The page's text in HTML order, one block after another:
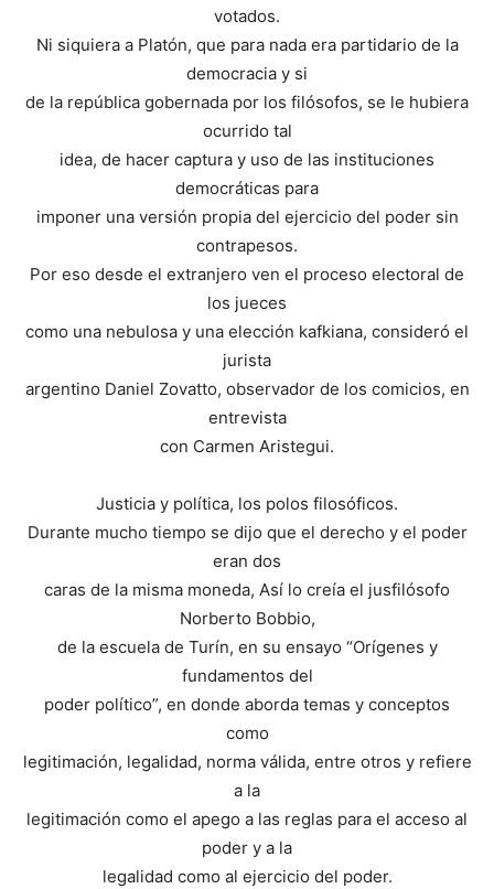
votados.
Ni siquiera a Platón, que para nada era partidario de la
democracia y si
de la república gobernada por los filósofos, se le hubiera
ocurrido tal
idea, de hacer captura y uso de las instituciones
democráticas para
imponer una versión propia del ejercicio del poder sin
contrapesos.
Por eso desde el extranjero ven el proceso electoral de
los jueces
como una nebulosa y una elección kafkiana, consideró el
jurista
argentino Daniel Zovatto, observador de los comicios, en
entrevista
con Carmen Aristegui.
Justicia y política, los polos filosóficos.
Durante mucho tiempo se dijo que el derecho y el poder
eran dos
caras de la misma moneda, Así lo creía el jusfilósofo
Norberto Bobbio,
de la escuela de Turín, en su ensayo “Orígenes y
fundamentos del
poder político”, en donde aborda temas y conceptos
como
legitimación, legalidad, norma válida, entre otros y refiere
a la
legitimación como el apego a las reglas para el acceso al
poder y a la
legalidad como al ejercicio del poder.